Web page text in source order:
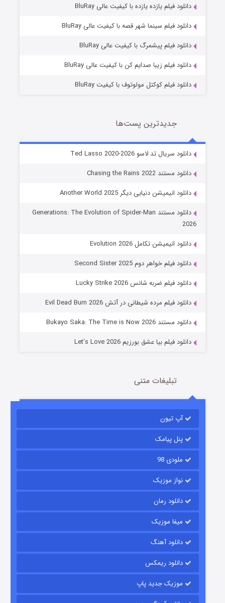
خاندان اژدها فصل ۳
جادوگری در مغولستان
باب اسفنجی فصل ۱۷
قسمت6 (زیرنویس) منتشر شد
قسمت15 (دوبله) منتشر شد
دانلود فیلم یازده یازده با کیفیت عالی BluRay
دانلود فیلم سینما شهر قصه با کیفیت عالی BluRay
دانلود فیلم پیشمرگ با کیفیت عالی BluRay
دانلود فیلم زیبا صدایم کن با کیفیت عالی BluRay
دانلود فیلم کوکتل مولوتوف با کیفیت BluRay
جدیدترین پست‌ها
دانلود سریال تد لاسو Ted Lasso 2020-2026
دانلود مستند Chasing the Rains 2022
دانلود انیمیشن دنیایی دیگر Another World 2025
دانلود مستند Generations: The Evolution of Spider-Man
2026
دانلود انیمیشن تکامل Evolution 2026
دانلود فیلم خواهر دوم Second Sister 2025
دانلود فیلم ضربه شانس Lucky Strike 2026
دانلود فیلم مرده شیطانی در آتش Evil Dead Burn 2026
دانلود مستند Bukayo Saka: The Time is Now 2026
دانلود فیلم بیا عشق بورزیم Let’s Love 2026
تبلیغات متنی
آپ تیون
پنل پیامک
ملودی 98
نواز موزیک
دانلود رمان
میفا موزیک
دانلود آهنگ
دانلود ریمکس
موزیک جدید پاپ